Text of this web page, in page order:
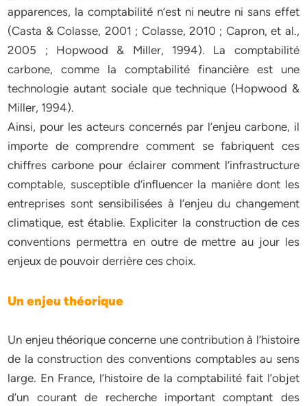
apparences, la comptabilité n’est ni neutre ni sans effet
(Casta & Colasse, 2001 ; Colasse, 2010 ; Capron, et al.,
2005 ; Hopwood & Miller, 1994). La comptabilité
carbone, comme la comptabilité financière est une
technologie autant sociale que technique (Hopwood &
Miller, 1994).
Ainsi, pour les acteurs concernés par l’enjeu carbone, il
importe de comprendre comment se fabriquent ces
chiffres carbone pour éclairer comment l’infrastructure
comptable, susceptible d’influencer la manière dont les
entreprises sont sensibilisées à l’enjeu du changement
climatique, est établie. Expliciter la construction de ces
conventions permettra en outre de mettre au jour les
enjeux de pouvoir derrière ces choix.
Un enjeu théorique
Un enjeu théorique concerne une contribution à l’histoire
de la construction des conventions comptables au sens
large. En France, l’histoire de la comptabilité fait l’objet
d’un courant de recherche important comptant des